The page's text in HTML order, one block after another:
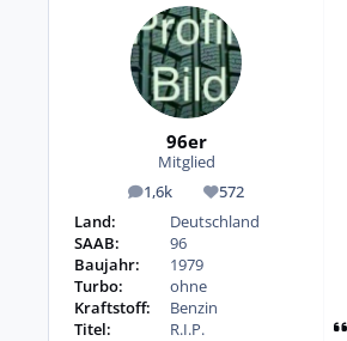
96er
Mitglied
1,6k
Beiträge 572
Reputation
Land:
Deutschland
SAAB:
96
Baujahr:
1979
Turbo:
ohne
Kraftstoff:
Benzin
Titel:
R.I.P.